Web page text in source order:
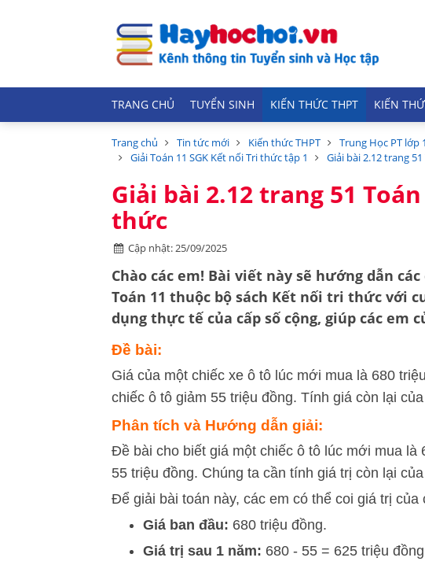
TRANG CHỦ TUYỂN SINH KIẾN THỨC THPT KIẾN
Trang chủ Tin tức mới Kiến thức THPT Trung Học PT lớp
Giải Toán 11 SGK Kết nối Tri thức tập 1
Giải bài 2.12 trang
Giải bài 2.12 trang 51
thức
Cập nhật: 25/09/2025
Chào các em! Bài viết này sẽ hướng dẫn
Toán 11 thuộc bộ sách Kết nối tri thức với
dụng thực tế của cấp số cộng, giúp các em
Đề bài:
Giá của một chiếc xe ô tô lúc mới mua là 680
chiếc ô tô giảm 55 triệu đồng. Tính giá còn lại
Phân tích và Hướng dẫn giải:
Đề bài cho biết giá một chiếc ô tô lúc mới mua là
55 triệu đồng. Chúng ta cần tính giá trị còn lại
Để giải bài toán này, các em có thể coi giá trị
Giá ban đầu: 680 triệu đồng.
Giá trị sau 1 năm: 680 - 55 = 625 triệu